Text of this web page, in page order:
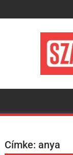
to
Címke:anya